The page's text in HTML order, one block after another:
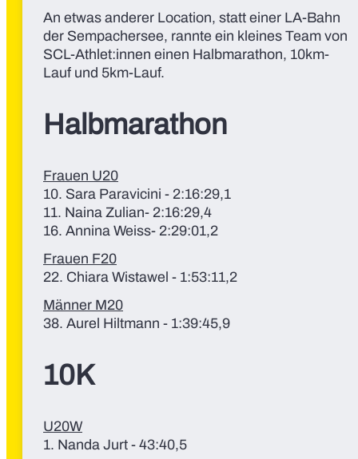
An etwas anderer Location, statt einer LA-Bahn
der Sempachersee, rannte ein kleines Team von
SCL-Athlet:innen einen Halbmarathon, 10km-
Lauf und 5km-Lauf.
Halbmarathon
Frauen U20
10. Sara Paravicini - 2:16:29,1
11. Naina Zulian- 2:16:29,4
16. Annina Weiss- 2:29:01,2
Frauen F20
22. Chiara Wistawel - 1:53:11,2
Männer M20
38. Aurel Hiltmann - 1:39:45,9
10K
U20W
1. Nanda Jurt - 43:40,5